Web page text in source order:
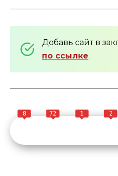
Добавь сайт в
по ссылке.
8 72 1 2